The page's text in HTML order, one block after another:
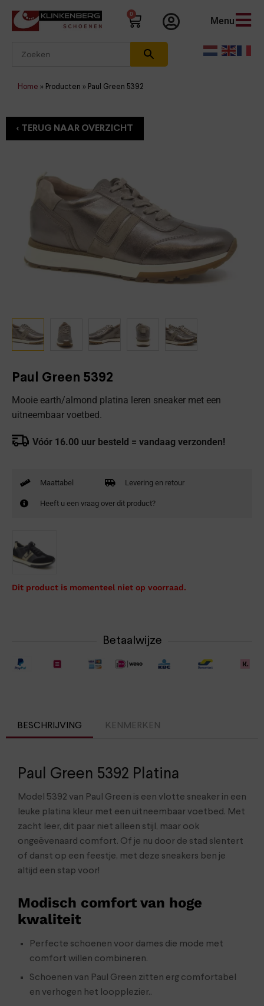
0
Menu
Home » Producten » Paul Green 5392
Paul Green 5392
Mooie earth/almond platina leren sneaker met een
uitneembaar voetbed.
Vóór 16.00 uur besteld = vandaag verzonden!
Maattabel Levering en retour
Heeft u een vraag over dit product?
Dit product is momenteel niet op voorraad.
Betaalwijze
BESCHRIJVING KENMERKEN
Paul Green 5392 Platina
Model 5392 van Paul Green is een vlotte sneaker in een
leuke platina kleur met een uitneembaar voetbed. Met
zacht leer, dit paar niet alleen stijl, maar ook
ongeëvenaard comfort. Of je nu door de stad slentert
of danst op een feestje, met deze sneakers ben je
altijd een stap voor!
Modisch comfort van hoge
kwaliteit
Perfecte schoenen voor dames die mode met
comfort willen combineren.
Schoenen van Paul Green zitten erg comfortabel
en verhogen het loopplezier..